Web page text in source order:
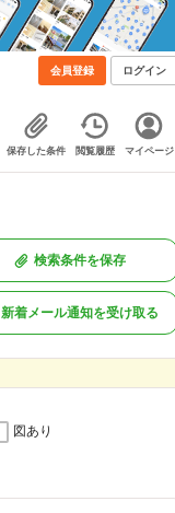
会員登録 ログイン
保存した条件 閲覧履歴 マイページ
検索条件を保存
新着メール通知を受け取る
図あり